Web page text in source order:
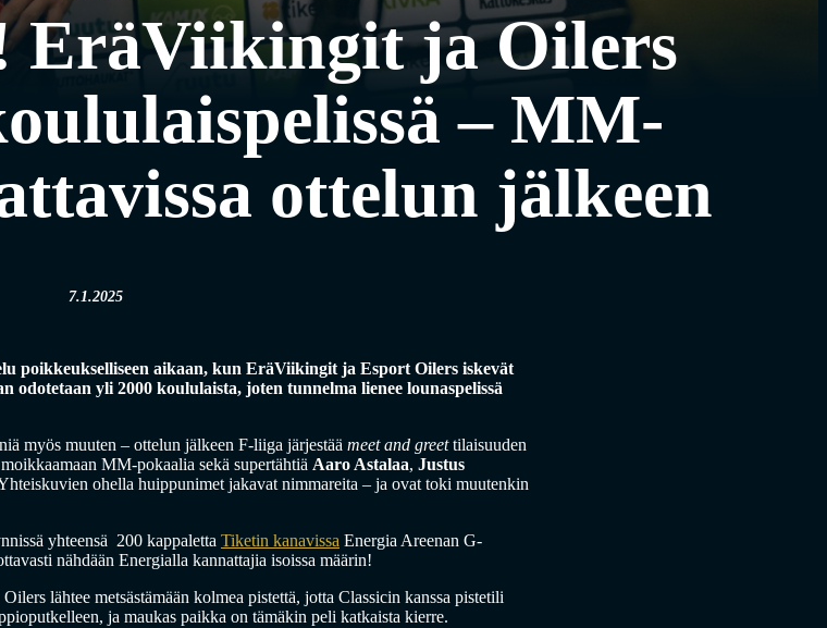
EräViikingit ja Oilers
– MM-
ottelun jälkeen
7.1.2025
poikkeukselliseen aikaan, kun EräViikingit ja Esport Oilers iskevät
odotetaan yli 2000 koululaista, joten tunnelma lienee lounaspelissä
myös muuten – ottelun jälkeen F-liiga järjestää meet and greettilaisuuden
MM-pokaalia sekä supertähtiä Aaro Astalaa, Justus
ohella huippunimet jakavat nimmareita – ja ovat toki muutenkin
yhteensä 200 kappaletta Tiketin kanavissa Energia Areenan G-
nähdään Energialla kannattajia isoissa määrin!
lähtee metsästämään kolmea pistettä, jotta Classicin kanssa pistetili
ja maukas paikka on tämäkin peli katkaista kierre.